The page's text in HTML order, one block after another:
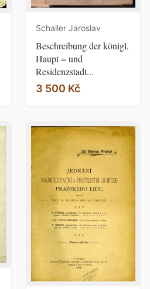
Schaller Jaroslav
Beschreibung der königl.
Haupt = und
Residenzstadt...
3 500 Kč